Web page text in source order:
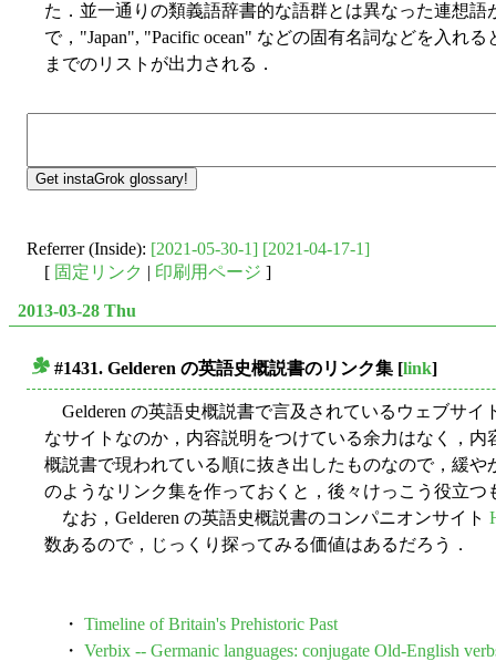
た．並一通りの類義語辞書的な語群とは異なった連想
で，"Japan", "Pacific ocean" などの固有名詞などを入れ
までのリストが出力される．
Referrer (Inside): [2021-05-30-1] [2021-04-17-1]
[ 固定リンク | 印刷用ページ ]
2013-03-28 Thu
#1431. Gelderen の英語史概説書のリンク集 [link]
Gelderen の英語史概説書で言及されているウェブサ
なサイトなのか，内容説明をつけている余力はなく，
概説書で現われている順に抜き出したものなので，緩
のようなリンク集を作っておくと，後々けっこう役立
なお，Gelderen の英語史概説書のコンパニオンサイト
数あるので，じっくり探ってみる価値はあるだろう．
・ Timeline of Britain's Prehistoric Past
・ Verbix -- Germanic languages: conjugate Old-English